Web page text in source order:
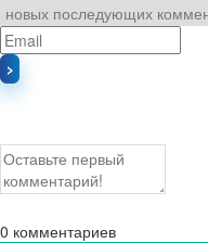
0 комментариев